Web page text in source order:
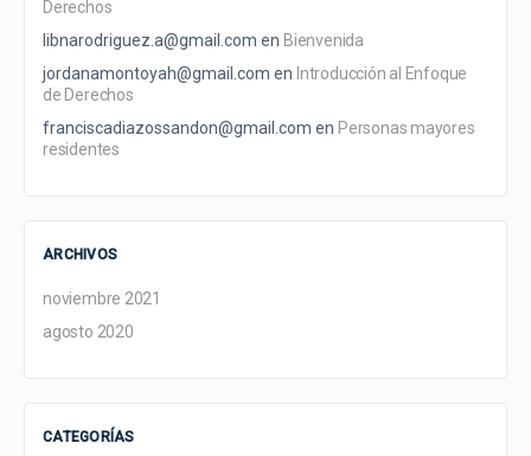
Derechos
libnarodriguez.a@gmail.com en Bienvenida
jordanamontoyah@gmail.com en Introducción al Enfoque
de Derechos
franciscadiazossandon@gmail.com en Personas mayores
residentes
ARCHIVOS
noviembre 2021
agosto 2020
CATEGORÍAS